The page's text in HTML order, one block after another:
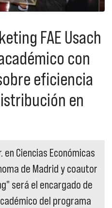
FAE Usach
con
eficiencia
en
en Ciencias Económicas
de Madrid y coautor
será el encargado de
del programa